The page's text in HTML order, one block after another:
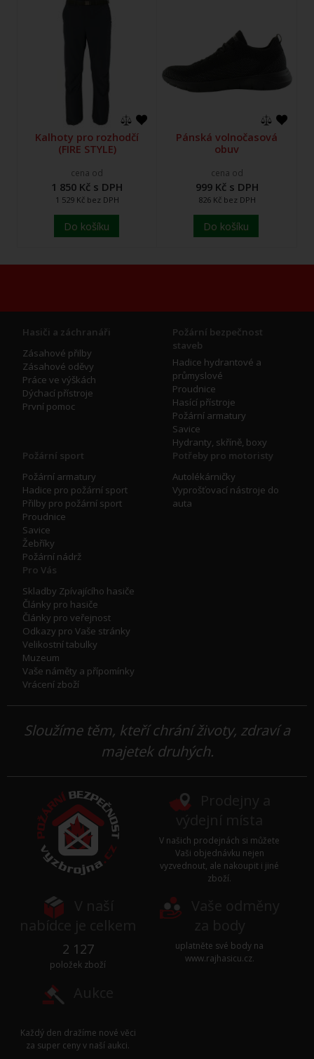
Kalhoty pro rozhodčí
(FIRE STYLE)
cena od
1 850 Kč s DPH
1 529 Kč bez DPH
Do košíku
Pánská volnočasová
obuv
cena od
999 Kč s DPH
826 Kč bez DPH
Do košíku
Hasiči a záchranáři
Zásahové přilby
Zásahové oděvy
Práce ve výškách
Dýchací přístroje
První pomoc
Požární bezpečnost
staveb
Hadice hydrantové a
průmyslové
Proudnice
Hasící přístroje
Požární armatury
Savice
Hydranty, skříně, boxy
Požární sport
Požární armatury
Hadice pro požární sport
Přilby pro požární sport
Proudnice
Savice
Žebříky
Požární nádrž
Potřeby pro motoristy
Autolékárničky
Vyprošťovací nástroje do
auta
Pro Vás
Skladby Zpívajícího hasiče
Články pro hasiče
Články pro veřejnost
Odkazy pro Vaše stránky
Velikostní tabulky
Muzeum
Vaše náměty a přípomínky
Vrácení zboží
Sloužíme těm, kteří chrání životy, zdraví a
majetek druhých.
V našich prodejnách si můžete
Vaši objednávku nejen
vyzvednout, ale nakoupit i jiné
zboží.
2 127
položek zboží
uplatněte své body na
www.rajhasicu.cz.
Každý den dražíme nové věci
za super ceny v naší aukci.